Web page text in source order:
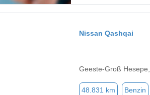
Nissan Qashqai
Geeste-Groß
48.831 km Benzin